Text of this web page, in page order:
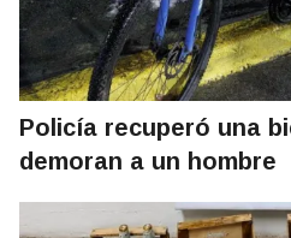
Policía recuperó una
demoran a un hombre